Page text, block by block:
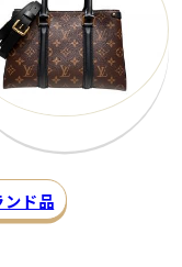
ンド品